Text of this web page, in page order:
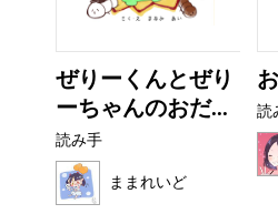
ぜりーくんとぜり
ーちゃんのおだ...
読み手
ままれいど
読